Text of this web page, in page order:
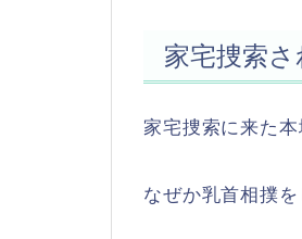
家宅捜索
家宅捜索に来た
なぜか乳首相撲